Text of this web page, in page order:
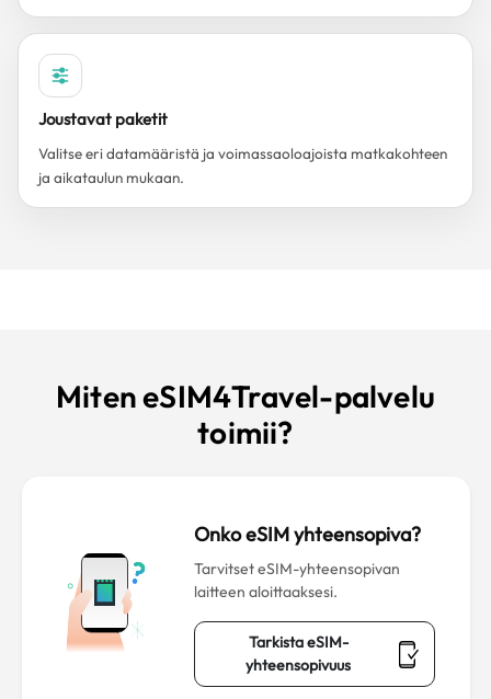
Joustavat paketit
Valitse eri datamääristä ja voimassaoloajoista matkakohteen
ja aikataulun mukaan.
Miten eSIM4Travel-palvelu
toimii?
Onko eSIM yhteensopiva?
Tarvitset eSIM-yhteensopivan
laitteen aloittaaksesi.
Tarkista eSIM-
yhteensopivuus